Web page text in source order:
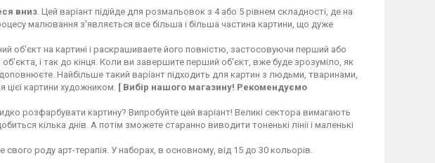
вниз . Цей варіант підійде для розмальовок з 4 або 5 рівнем складності, де на
малювання з'являється все більша і більша частина картини, що дуже
об'єкт на картині і раскрашиваете його повністю, застосовуючи перший або
об'єкта, і так до кінця. Коли ви завершите перший об'єкт, вже буде зрозуміло, як
Найбільше такий варіант підходить для картин з людьми, тваринами,
цієї картини художником.
[ Вибір нашого магазину! Рекомендуємо
розфарбувати картину? Випробуйте цей варіант! Великі сектора вимагають
кілька днів. А потім зможете старанно виводити тоненькі лінії і маленькі
роду арт-терапія. У наборах, в основному, від 15 до 30 кольорів.